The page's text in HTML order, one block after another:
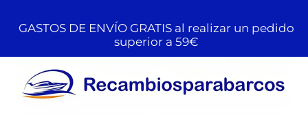
GASTOS DE ENVÍO GRATIS al realizar un pedido
superior a 59€